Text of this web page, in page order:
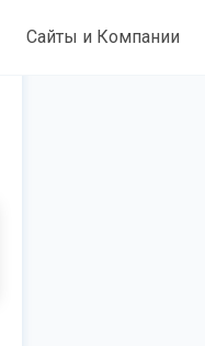
Сайты и Компании